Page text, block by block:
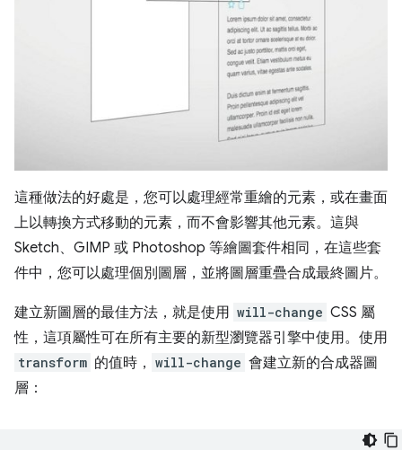
這種做法的好處是，您可以處理經常重繪的元素，或在畫面
上以轉換方式移動的元素，而不會影響其他元素。這與
Sketch、GIMP 或 Photoshop 等繪圖套件相同，在這些套
件中，您可以處理個別圖層，並將圖層重疊合成最終圖片。
建立新圖層的最佳方法，就是使用 will-change CSS 屬
性，這項屬性可在所有主要的新型瀏覽器引擎中使用。使用
transform 的值時， will-change 會建立新的合成器圖
層：